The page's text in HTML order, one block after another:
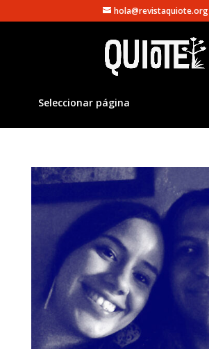
hola@revistaquiote.org
Seleccionar página